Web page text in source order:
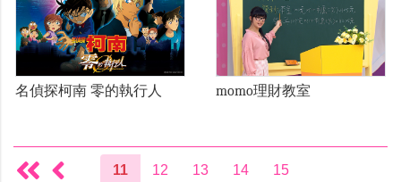
名偵探柯南 零的執行人 momo理財教室
11 12 13 14 15